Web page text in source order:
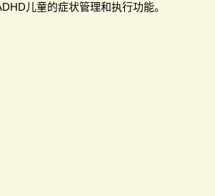
儿童的症状管理和执行功能。